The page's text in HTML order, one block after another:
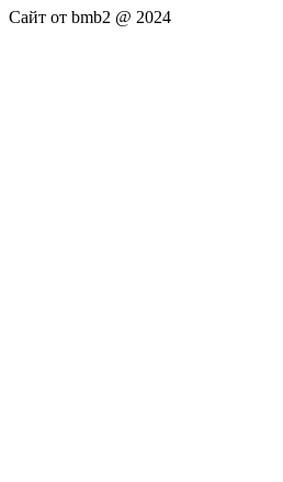
Сайт от bmb2 @ 2024